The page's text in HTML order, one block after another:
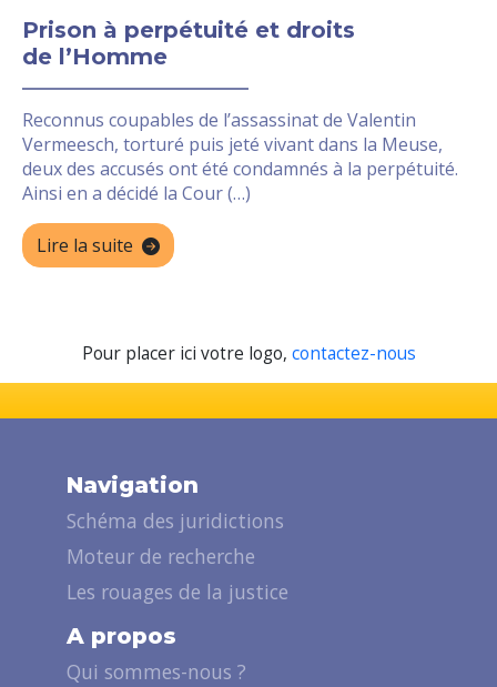
Prison à perpétuité et droits
de l’Homme
Reconnus coupables de l’assassinat de Valentin
Vermeesch, torturé puis jeté vivant dans la Meuse,
deux des accusés ont été condamnés à la perpétuité.
Ainsi en a décidé la Cour (…)
Lire la suite
Pour placer ici votre logo, contactez-nous
Navigation
Schéma des juridictions
Moteur de recherche
Les rouages de la justice
A propos
Qui sommes-nous ?